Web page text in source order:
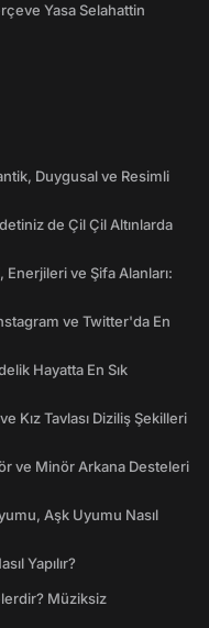
Yasa Selahattin
Duygusal ve Resimli
de Çil Çil Altınlarda
Enerjileri ve Şifa Alanları:
ve Twitter'da En
Hayatta En Sık
Kız Tavlası Diziliş Şekilleri
ve Minör Arkana Desteleri
Aşk Uyumu Nasıl
Yapılır?
Müziksiz